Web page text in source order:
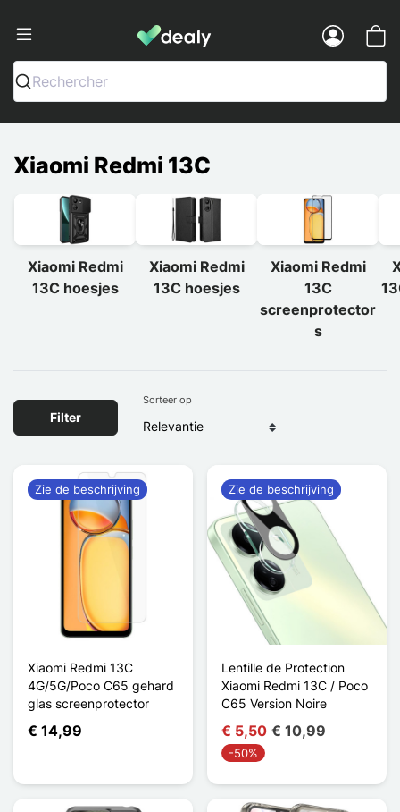
Dealy - Telefoonhoesjes en
Rechercher
Xiaomi Redmi 13C
Xiaomi Redmi
13C hoesjes
Xiaomi Redmi
13C hoesjes
Xiaomi Redmi
13C
screenprotector
s
Filter
Sorteer op
Xiaomi Redmi 13C
4G/5G/Poco C65 gehard
glas screenprotector
€ 14,99
Zie de beschrijving
Lentille de Protection
Xiaomi Redmi 13C / Poco
C65 Version Noire
€ 5,50 € 10,99
-50%
Zie de beschrijving